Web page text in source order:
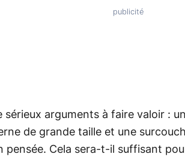
sérieux arguments à faire valoir :
de grande taille et une
pensée. Cela sera-t-il suffisant